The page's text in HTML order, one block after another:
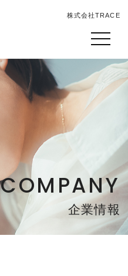
株式会社TRACE
COMPANY
企業情報